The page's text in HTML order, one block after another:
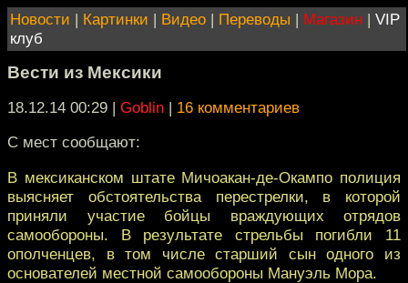
Новости | Картинки | Видео | Переводы | Магазин | VIP
клуб
Вести из Мексики
18.12.14 00:29 | Goblin | 16 комментариев
С мест сообщают:
В мексиканском штате Мичоакан-де-Окампо полиция
выясняет обстоятельства перестрелки, в которой
приняли участие бойцы враждующих отрядов
самообороны. В результате стрельбы погибли 11
ополченцев, в том числе старший сын одного из
основателей местной самообороны Мануэль Мора.